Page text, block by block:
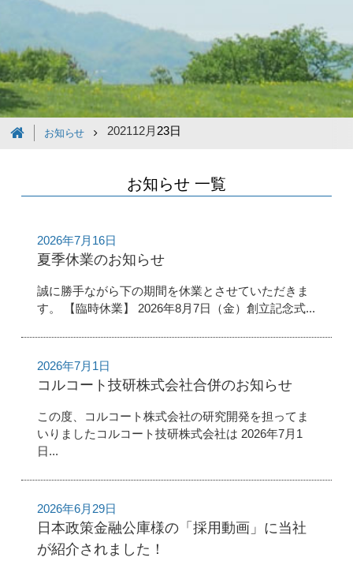
お知らせ 202112月 23日
お知らせ 一覧
2026年7月16日
夏季休業のお知らせ
誠に勝手ながら下の期間を休業とさせていただきま
す。 【臨時休業】 2026年8月7日（金）創立記念式...
2026年7月1日
コルコート技研株式会社合併のお知らせ
この度、コルコート株式会社の研究開発を担ってま
いりましたコルコート技研株式会社は 2026年7月1
日...
2026年6月29日
日本政策金融公庫様の「採用動画」に当社
が紹介されました！